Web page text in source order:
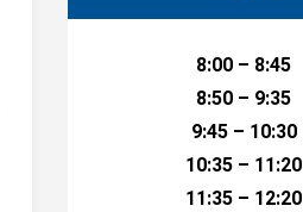
8:00 – 8:45
8:50 – 9:35
9:45 – 10:30
10:35 – 11:20
11:35 – 12:20